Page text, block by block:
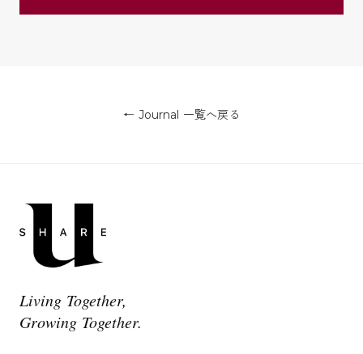
← Journal 一覧へ戻る
Living Together,
Growing Together.